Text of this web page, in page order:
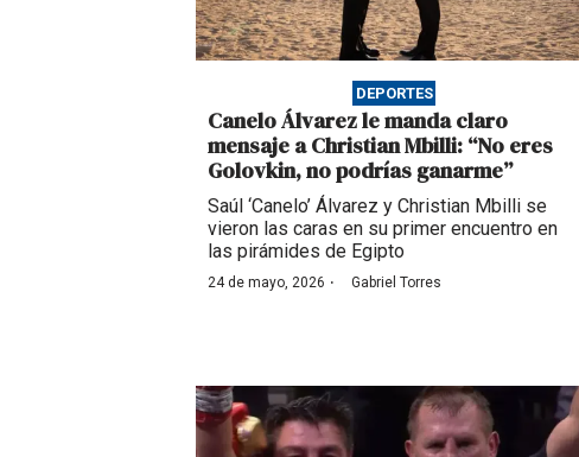
DEPORTES
Canelo Álvarez le manda claro
mensaje a Christian Mbilli: “No eres
Golovkin, no podrías ganarme”
Saúl ‘Canelo’ Álvarez y Christian Mbilli se
vieron las caras en su primer encuentro en
las pirámides de Egipto
24 de mayo, 2026 · Gabriel Torres